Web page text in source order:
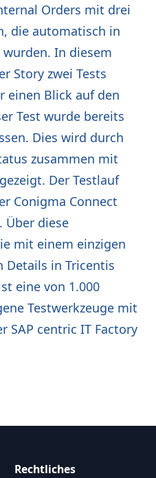
Orders mit drei
die automatisch in
wurden. In diesem
Story zwei Tests
einen Blick auf den
Test wurde bereits
Dies wird durch
zusammen mit
Der Testlauf
Conigma Connect
Über diese
mit einem einzigen
Details in Tricentis
eine von 1.000
Testwerkzeuge mit
SAP centric IT Factory
Rechtliches